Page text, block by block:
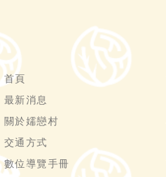
首頁
最新消息
關於嬬戀村
交通方式
數位導覽手冊